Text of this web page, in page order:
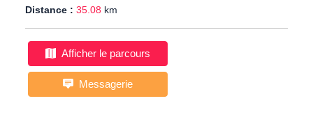
Distance : 35.08 km
Afficher le parcours
Messagerie